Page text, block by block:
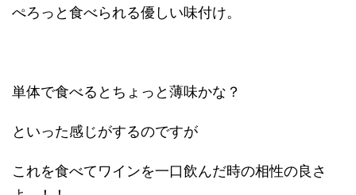
ぺろっと食べられる優しい味付け。
単体で食べるとちょっと薄味かな？
といった感じがするのですが
これを食べてワインを一口飲んだ時の相性の良さ